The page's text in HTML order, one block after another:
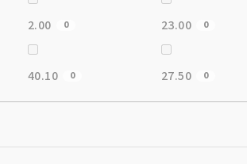
2.00 0 23.00 0
40.10 0 27.50 0